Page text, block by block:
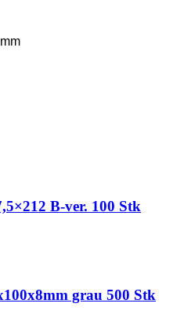
B-ver. 100 Stk
grau 500 Stk